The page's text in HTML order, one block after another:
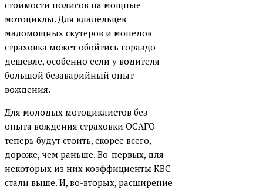
стоимости полисов на мощные
мотоциклы. Для владельцев
маломощных скутеров и мопедов
страховка может обойтись гораздо
дешевле, особенно если у водителя
большой безаварийный опыт
вождения.
Для молодых мотоциклистов без
опыта вождения страховки ОСАГО
теперь будут стоить, скорее всего,
дороже, чем раньше. Во-первых, для
некоторых из них коэффициенты КВС
стали выше. И, во-вторых, расширение